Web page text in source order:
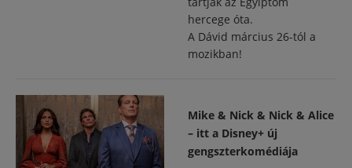
hercege óta.
A Dávid március 26-tól a
mozikban!
Mike & Nick & Nick & Alice
– itt a Disney+ új
gengszterkomédiája